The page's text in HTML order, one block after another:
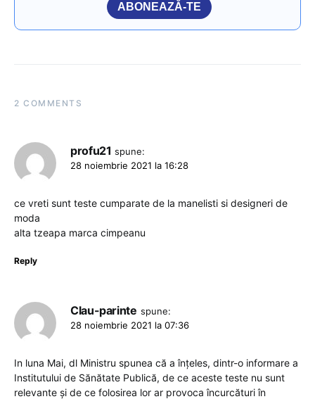
ABONEAZĂ-TE
2 COMMENTS
profu21 spune:
28 noiembrie 2021 la 16:28
ce vreti sunt teste cumparate de la manelisti si designeri de
moda
alta tzeapa marca cimpeanu
Reply
Clau-parinte spune:
28 noiembrie 2021 la 07:36
In luna Mai, dl Ministru spunea că a înțeles, dintr-o informare a
Institutului de Sănătate Publică, de ce aceste teste nu sunt
relevante și de ce folosirea lor ar provoca încurcături în